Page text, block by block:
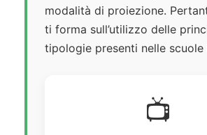
modalità di proiezione.
ti forma sull’utilizzo delle
tipologie presenti nelle scuole
📺